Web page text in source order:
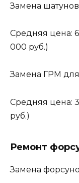
Замена
Средняя цена:
000 руб.)
Замена ГРМ
Средняя цена:
руб.)
Ремонт
Замена